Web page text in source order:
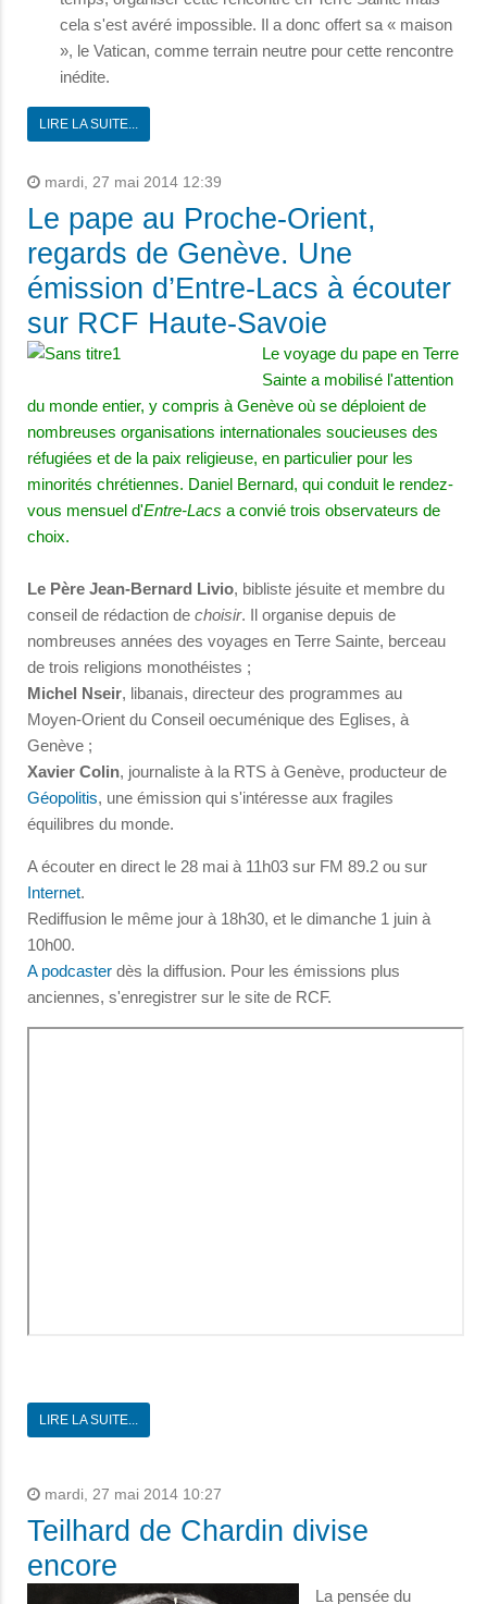
cela s'est avéré impossible. Il a donc offert sa « maison
», le Vatican, comme terrain neutre pour cette rencontre
inédite.
LIRE LA SUITE...
mardi, 27 mai 2014 12:39
Le pape au Proche-Orient,
regards de Genève. Une
émission d’Entre-Lacs à écouter
sur RCF Haute-Savoie
Le voyage du pape en Terre
Sainte a mobilisé l'attention
du monde entier, y compris à Genève où se déploient de
nombreuses organisations internationales soucieuses des
réfugiées et de la paix religieuse, en particulier pour les
minorités chrétiennes. Daniel Bernard, qui conduit le rendez-
vous mensuel d'Entre-Lacs a convié trois observateurs de
choix.
Le Père Jean-Bernard Livio, bibliste jésuite et membre du
conseil de rédaction de choisir. Il organise depuis de
nombreuses années des voyages en Terre Sainte, berceau
de trois religions monothéistes ;
Michel Nseir, libanais, directeur des programmes au
Moyen-Orient du Conseil oecuménique des Eglises, à
Genève ;
Xavier Colin, journaliste à la RTS à Genève, producteur de
Géopolitis, une émission qui s'intéresse aux fragiles
équilibres du monde.
A écouter en direct le 28 mai à 11h03 sur FM 89.2 ou sur
Internet.
Rediffusion le même jour à 18h30, et le dimanche 1 juin à
10h00.
A podcaster dès la diffusion. Pour les émissions plus
anciennes, s'enregistrer sur le site de RCF.
LIRE LA SUITE...
mardi, 27 mai 2014 10:27
Teilhard de Chardin divise
encore
La pensée du